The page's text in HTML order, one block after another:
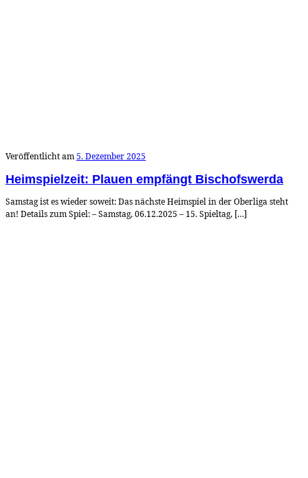
Veröffentlicht am5. Dezember 2025
Heimspielzeit: Plauen empfängt Bischofswerda
Samstag ist es wieder soweit: Das nächste Heimspiel in der Oberliga steht
an! Details zum Spiel: – Samstag, 06.12.2025 – 15. Spieltag, […]